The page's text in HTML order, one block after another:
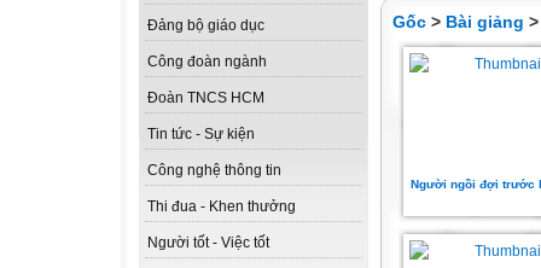
Đảng bộ giáo dục
Công đoàn ngành
Đoàn TNCS HCM
Tin tức - Sự kiện
Công nghệ thông tin
Thi đua - Khen thưởng
Người tốt - Việc tốt
Gốc > Bài giảng
Người ngồi đợi trước